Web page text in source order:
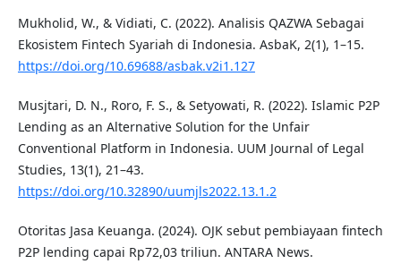
Mukholid, W., & Vidiati, C. (2022). Analisis QAZWA Sebagai
Ekosistem Fintech Syariah di Indonesia. AsbaK, 2(1), 1–15.
https://doi.org/10.69688/asbak.v2i1.127
Musjtari, D. N., Roro, F. S., & Setyowati, R. (2022). Islamic P2P
Lending as an Alternative Solution for the Unfair
Conventional Platform in Indonesia. UUM Journal of Legal
Studies, 13(1), 21–43.
https://doi.org/10.32890/uumjls2022.13.1.2
Otoritas Jasa Keuanga. (2024). OJK sebut pembiayaan fintech
P2P lending capai Rp72,03 triliun. ANTARA News.